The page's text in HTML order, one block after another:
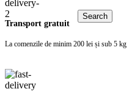
Search
Transport gratuit
La comenzile de minim 200 lei și sub 5 kg